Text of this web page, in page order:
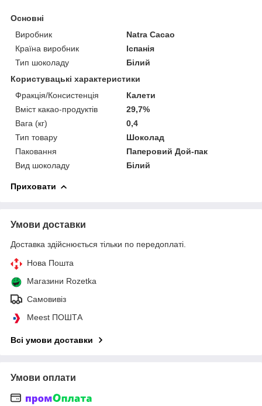
Основні
Виробник
Natra Cacao
Країна виробник
Іспанія
Тип шоколаду
Білий
Користувацькі характеристики
Фракція/Консистенція
Калети
Вміст какао-продуктів
29,7%
Вага (кг)
0,4
Тип товару
Шоколад
Паковання
Паперовий Дой-пак
Вид шоколаду
Білий
Приховати
Умови доставки
Доставка здійснюється тільки по передоплаті.
Нова Пошта
Магазини Rozetka
Самовивіз
Meest ПОШТА
Всі умови доставки
Умови оплати